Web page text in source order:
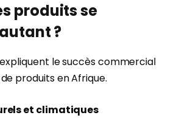
produits se
?
le succès commercial
produits en Afrique.
et climatiques